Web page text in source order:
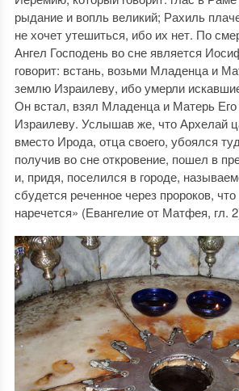
рыдание и вопль великий; Рахиль
не хочет утешиться, ибо их нет. По
Ангел Господень во сне является
говорит: встань, возьми Младенца и
землю Израилеву, ибо умерли
Он встал, взял Младенца и Матерь
Израилеву. Услышав же, что Архелай
вместо Ирода, отца своего, убоялся
получив во сне откровение, пошел в
и, придя, поселился в городе,
сбудется реченное через пророков,
наречется» (Евангелие от Матфея, гл.